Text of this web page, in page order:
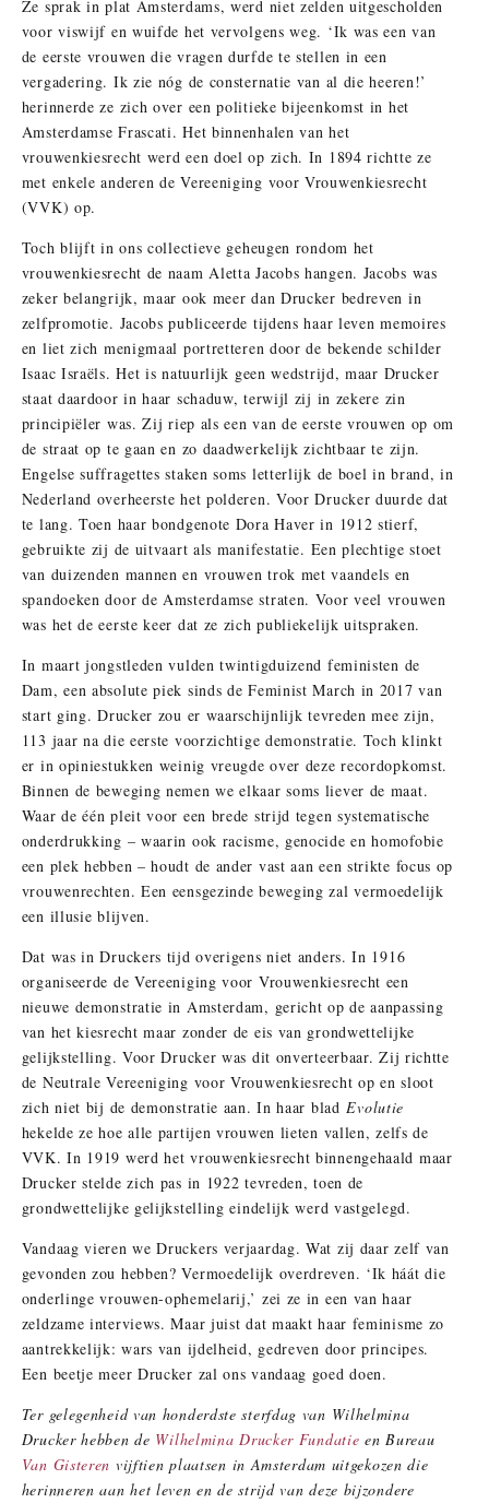
Ze sprak in plat Amsterdams, werd niet zelden uitgescholden
voor viswijf en wuifde het vervolgens weg. ‘Ik was een van
de eerste vrouwen die vragen durfde te stellen in een
vergadering. Ik zie nóg de consternatie van al die heeren!’
herinnerde ze zich over een politieke bijeenkomst in het
Amsterdamse Frascati. Het binnenhalen van het
vrouwenkiesrecht werd een doel op zich. In 1894 richtte ze
met enkele anderen de Vereeniging voor Vrouwenkiesrecht
(VVK) op.
Toch blijft in ons collectieve geheugen rondom het
vrouwenkiesrecht de naam Aletta Jacobs hangen. Jacobs was
zeker belangrijk, maar ook meer dan Drucker bedreven in
zelfpromotie. Jacobs publiceerde tijdens haar leven memoires
en liet zich menigmaal portretteren door de bekende schilder
Isaac Israëls. Het is natuurlijk geen wedstrijd, maar Drucker
staat daardoor in haar schaduw, terwijl zij in zekere zin
principiëler was. Zij riep als een van de eerste vrouwen op om
de straat op te gaan en zo daadwerkelijk zichtbaar te zijn.
Engelse suffragettes staken soms letterlijk de boel in brand, in
Nederland overheerste het polderen. Voor Drucker duurde dat
te lang. Toen haar bondgenote Dora Haver in 1912 stierf,
gebruikte zij de uitvaart als manifestatie. Een plechtige stoet
van duizenden mannen en vrouwen trok met vaandels en
spandoeken door de Amsterdamse straten. Voor veel vrouwen
was het de eerste keer dat ze zich publiekelijk uitspraken.
In maart jongstleden vulden twintigduizend feministen de
Dam, een absolute piek sinds de Feminist March in 2017 van
start ging. Drucker zou er waarschijnlijk tevreden mee zijn,
113 jaar na die eerste voorzichtige demonstratie. Toch klinkt
er in opiniestukken weinig vreugde over deze recordopkomst.
Binnen de beweging nemen we elkaar soms liever de maat.
Waar de één pleit voor een brede strijd tegen systematische
onderdrukking – waarin ook racisme, genocide en homofobie
een plek hebben – houdt de ander vast aan een strikte focus op
vrouwenrechten. Een eensgezinde beweging zal vermoedelijk
een illusie blijven.
Dat was in Druckers tijd overigens niet anders. In 1916
organiseerde de Vereeniging voor Vrouwenkiesrecht een
nieuwe demonstratie in Amsterdam, gericht op de aanpassing
van het kiesrecht maar zonder de eis van grondwettelijke
gelijkstelling. Voor Drucker was dit onverteerbaar. Zij richtte
de Neutrale Vereeniging voor Vrouwenkiesrecht op en sloot
zich niet bij de demonstratie aan. In haar bladEvolutie
hekelde ze hoe alle partijen vrouwen lieten vallen, zelfs de
VVK. In 1919 werd het vrouwenkiesrecht binnengehaald maar
Drucker stelde zich pas in 1922 tevreden, toen de
grondwettelijke gelijkstelling eindelijk werd vastgelegd.
Vandaag vieren we Druckers verjaardag. Wat zij daar zelf van
gevonden zou hebben? Vermoedelijk overdreven. ‘Ik háát die
onderlinge vrouwen-ophemelarij,’ zei ze in een van haar
zeldzame interviews. Maar juist dat maakt haar feminisme zo
aantrekkelijk: wars van ijdelheid, gedreven door principes.
Een beetje meer Drucker zal ons vandaag goed doen.
Ter gelegenheid van honderdste sterfdag van Wilhelmina
Drucker hebben de Wilhelmina Drucker Fundatie en Bureau
Van Gisteren vijftien plaatsen in Amsterdam uitgekozen die
herinneren aan het leven en de strijd van deze bijzondere